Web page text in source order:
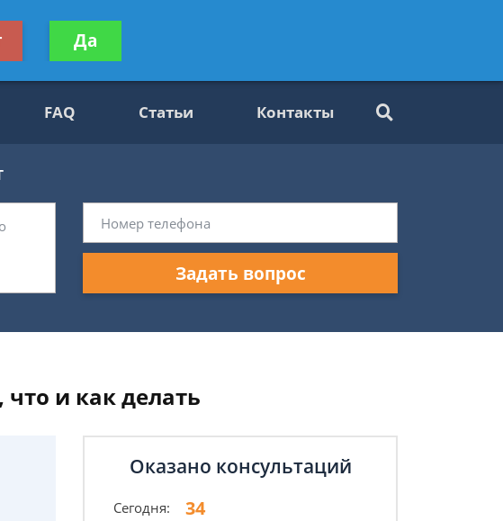
консультацию
бесплатно
FAQ Статьи Контакты
Задать вопрос
и как делать
Оказано консультаций
Сегодня: 34
Да